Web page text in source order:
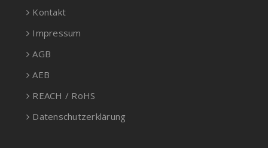
Kontakt
Impressum
AGB
AEB
REACH / RoHS
Datenschutzerklärung